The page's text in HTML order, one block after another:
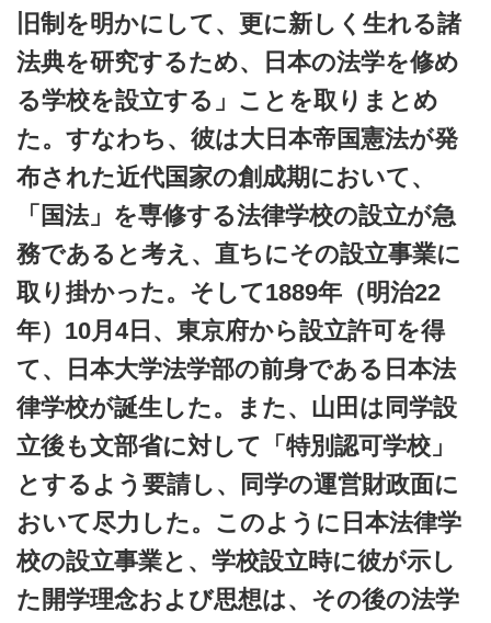
旧制を明かにして、更に新しく生れる諸
法典を研究するため、日本の法学を修め
る学校を設立する」ことを取りまとめ
た。すなわち、彼は大日本帝国憲法が発
布された近代国家の創成期において、
「国法」を専修する法律学校の設立が急
務であると考え、直ちにその設立事業に
取り掛かった。そして1889年（明治22
年）10月4日、東京府から設立許可を得
て、日本大学法学部の前身である日本法
律学校が誕生した。また、山田は同学設
立後も文部省に対して「特別認可学校」
とするよう要請し、同学の運営財政面に
おいて尽力した。このように日本法律学
校の設立事業と、学校設立時に彼が示し
た開学理念および思想は、その後の法学